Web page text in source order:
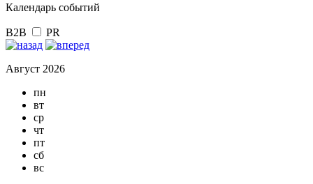
Календарь событий
B2B PR
Август 2026
пн
вт
ср
чт
пт
сб
вс